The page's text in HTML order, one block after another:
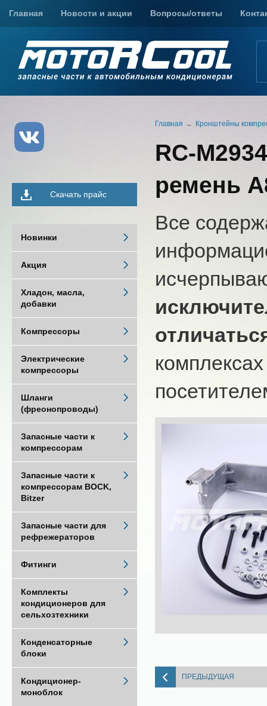
Главная Новости и акции Вопросы/ответы
Главная Кронштейны
RC-
ремень
Все
ПРЕДЫДУЩАЯ
Скачать прайс
Новинки
Акция
Хладон, масла,
добавки
Компрессоры
Электрические
компрессоры
Шланги
(фреонопроводы)
Запасные части к
компрессорам
Запасные части к
компрессорам BOCK,
Bitzer
Запасные части для
рефрежераторов
Фитинги
Комплекты
кондиционеров для
сельхозтехники
Конденсаторные
блоки
Кондиционер-
моноблок